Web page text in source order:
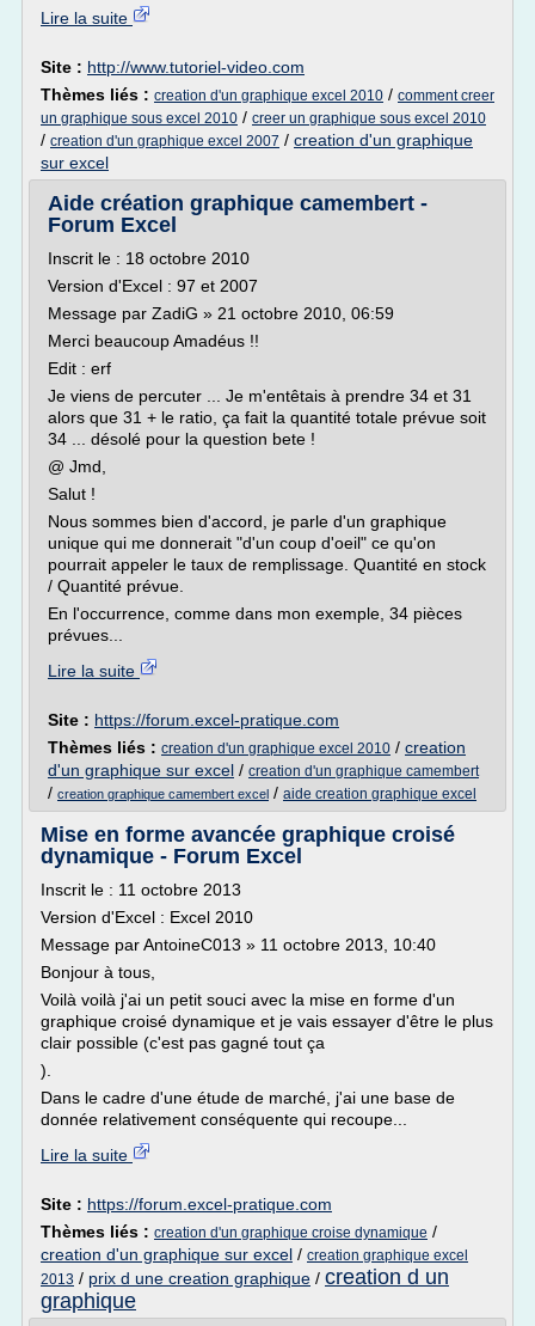
Lire la suite
Site : http://www.tutoriel-video.com
Thèmes liés : creation d'un graphique excel 2010 / comment creer
un graphique sous excel 2010 / creer un graphique sous excel 2010
/ creation d'un graphique excel 2007 / creation d'un graphique
sur excel
Aide création graphique camembert -
Forum Excel
Inscrit le : 18 octobre 2010
Version d'Excel : 97 et 2007
Message par ZadiG » 21 octobre 2010, 06:59
Merci beaucoup Amadéus !!
Edit : erf
Je viens de percuter ... Je m'entêtais à prendre 34 et 31
alors que 31 + le ratio, ça fait la quantité totale prévue soit
34 ... désolé pour la question bete !
@ Jmd,
Salut !
Nous sommes bien d'accord, je parle d'un graphique
unique qui me donnerait "d'un coup d'oeil" ce qu'on
pourrait appeler le taux de remplissage. Quantité en stock
/ Quantité prévue.
En l'occurrence, comme dans mon exemple, 34 pièces
prévues...
Lire la suite
Site : https://forum.excel-pratique.com
Thèmes liés : creation d'un graphique excel 2010 / creation
d'un graphique sur excel / creation d'un graphique camembert
/ creation graphique camembert excel / aide creation graphique excel
Mise en forme avancée graphique croisé
dynamique - Forum Excel
Inscrit le : 11 octobre 2013
Version d'Excel : Excel 2010
Message par AntoineC013 » 11 octobre 2013, 10:40
Bonjour à tous,
Voilà voilà j'ai un petit souci avec la mise en forme d'un
graphique croisé dynamique et je vais essayer d'être le plus
clair possible (c'est pas gagné tout ça
).
Dans le cadre d'une étude de marché, j'ai une base de
donnée relativement conséquente qui recoupe...
Lire la suite
Site : https://forum.excel-pratique.com
Thèmes liés : creation d'un graphique croise dynamique /
creation d'un graphique sur excel / creation graphique excel
2013 / prix d une creation graphique / creation d un
graphique